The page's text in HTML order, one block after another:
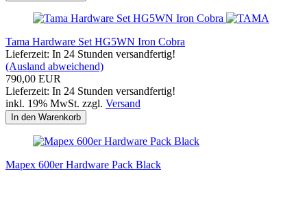
Tama Hardware Set HG5WN Iron Cobra
Lieferzeit: In 24 Stunden versandfertig!
(Ausland abweichend)
790,00 EUR
Lieferzeit: In 24 Stunden versandfertig!
inkl. 19% MwSt. zzgl. Versand
In den Warenkorb
Mapex 600er Hardware Pack Black